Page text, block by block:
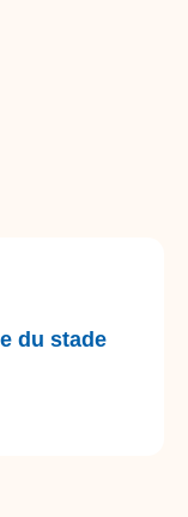
du stade